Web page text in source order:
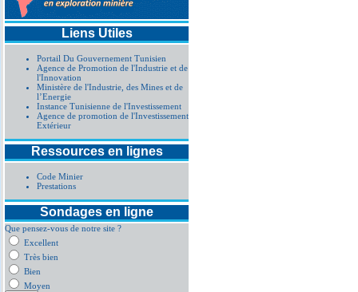
Liens Utiles
Portail Du Gouvernement Tunisien
Agence de Promotion de l'Industrie et de
l'Innovation
Ministère de l'Industrie, des Mines et de
l’Energie
Instance Tunisienne de l'Investissement
Agence de promotion de l'Investissement
Extérieur
Ressources en lignes
Code Minier
Prestations
Sondages en ligne
Que pensez-vous de notre site ?
Excellent
Très bien
Bien
Moyen